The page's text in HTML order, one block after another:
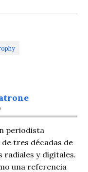
periodista
tres décadas de
y digitales.
una referencia